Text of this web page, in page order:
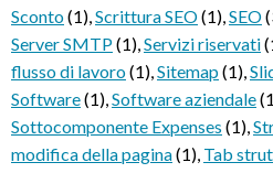
Sconto(1),Scrittura SEO(1),SEO
Server SMTP(1),Servizi riservati
flusso di lavoro(1),Sitemap(1),
Software(1),Software aziendale
Sottocomponente Expenses (1),
modifica della pagina(1), Tab